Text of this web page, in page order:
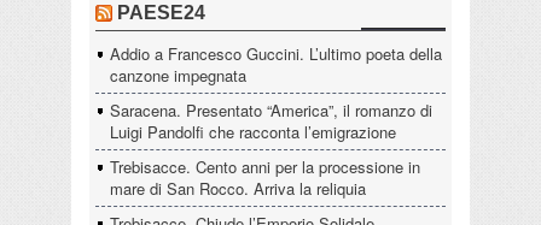
PAESE24
Addio a Francesco Guccini. L’ultimo poeta della
canzone impegnata
Saracena. Presentato “America”, il romanzo di
Luigi Pandolfi che racconta l’emigrazione
Trebisacce. Cento anni per la processione in
mare di San Rocco. Arriva la reliquia